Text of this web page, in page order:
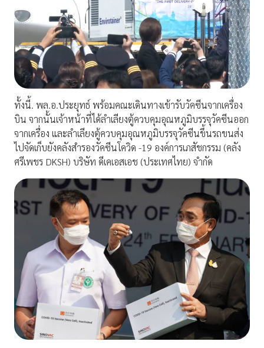
ทั้งนี้. พล.อ.ประยุทธ์ พร้อมคณะเดินทางเข้ารับวัคซีนจากเครื่อง
บิน จากนั้นเจ้าหน้าที่ได้ลำเลียงตู้ควบคุมอุณหภูมิบรรจุวัคซีนออก
จากเครื่อง และลำเลียงตู้ควบคุมอุณหภูมิบรรจุวัคซีนขึ้นรถขนส่ง
ไปจัดเก็บยังคลังสำรองวัคซีนโควิด -19 องค์การเภสัชกรรม (คลัง
ศรีเพชร DKSH) บริษัท ดีเคเอสเอช (ประเทศไทย) จำกัด